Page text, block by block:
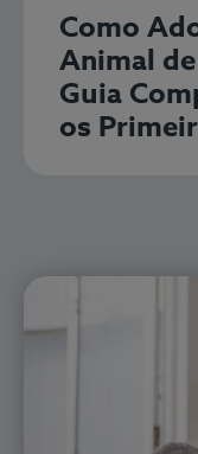
Como
Animal
Guia
os